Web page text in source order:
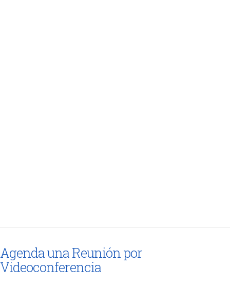
Agenda una Reunión por
Videoconferencia